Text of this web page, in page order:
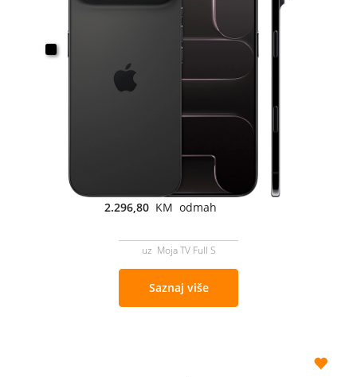
2.296,80 KM odmah
uz Moja TV Full S
Saznaj više